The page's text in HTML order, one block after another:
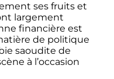
ses fruits et
largement
financière est
de politique
saoudite de
à l’occasion